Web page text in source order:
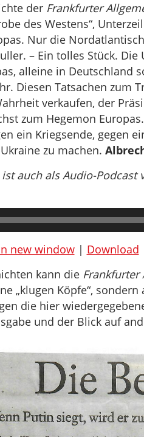
der Frankfurter
des Westens“,
Nur die
– Ein tolles Stück.
alleine in Deutschland
Diesen Tatsachen zum
verkaufen, der
zum Hegemon
ein Kriegsende, gegen
zu machen.
auch als Audio-Podcast
new window| Download
kann die Frankfurter
„klugen Köpfe“,
die hier
und der Blick auf